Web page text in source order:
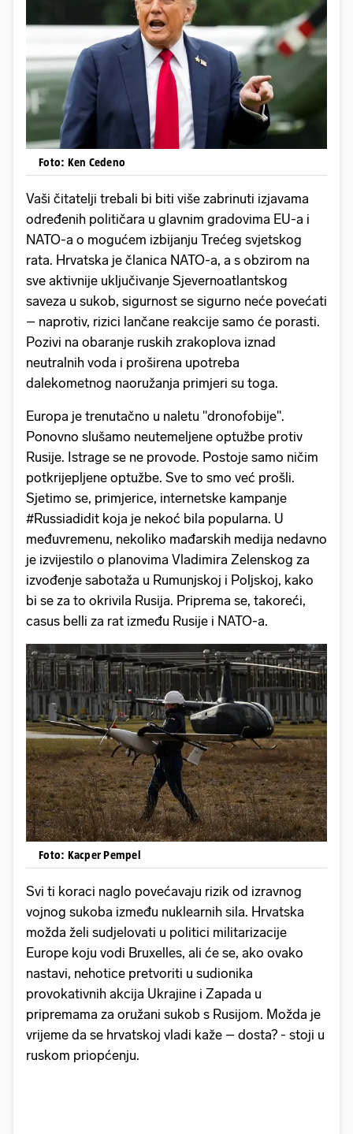
Foto: Ken Cedeno
Vaši čitatelji trebali bi biti više zabrinuti izjavama
određenih političara u glavnim gradovima EU-a i
NATO-a o mogućem izbijanju Trećeg svjetskog
rata. Hrvatska je članica NATO-a, a s obzirom na
sve aktivnije uključivanje Sjevernoatlantskog
saveza u sukob, sigurnost se sigurno neće povećati
– naprotiv, rizici lančane reakcije samo će porasti.
Pozivi na obaranje ruskih zrakoplova iznad
neutralnih voda i proširena upotreba
dalekometnog naoružanja primjeri su toga.
Europa je trenutačno u naletu "dronofobije".
Ponovno slušamo neutemeljene optužbe protiv
Rusije. Istrage se ne provode. Postoje samo ničim
potkrijepljene optužbe. Sve to smo već prošli.
Sjetimo se, primjerice, internetske kampanje
#Russiadidit koja je nekoć bila popularna. U
međuvremenu, nekoliko mađarskih medija nedavno
je izvijestilo o planovima Vladimira Zelenskog za
izvođenje sabotaža u Rumunjskoj i Poljskoj, kako
bi se za to okrivila Rusija. Priprema se, takoreći,
casus belli za rat između Rusije i NATO-a.
Foto: Kacper Pempel
Svi ti koraci naglo povećavaju rizik od izravnog
vojnog sukoba između nuklearnih sila. Hrvatska
možda želi sudjelovati u politici militarizacije
Europe koju vodi Bruxelles, ali će se, ako ovako
nastavi, nehotice pretvoriti u sudionika
provokativnih akcija Ukrajine i Zapada u
pripremama za oružani sukob s Rusijom. Možda je
vrijeme da se hrvatskoj vladi kaže – dosta? - stoji u
ruskom priopćenju.